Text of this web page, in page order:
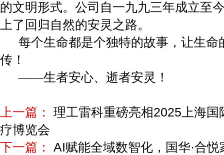
的文明形式。公司自一九九三年成立至
上了回归自然的安灵之路。
每个生命都是个独特的故事，让生命
传！
——生者安心、逝者安灵！
上一篇：
理工雷科重磅亮相2025上海
疗博览会
下一篇：
AI赋能全域数智化，国华·合